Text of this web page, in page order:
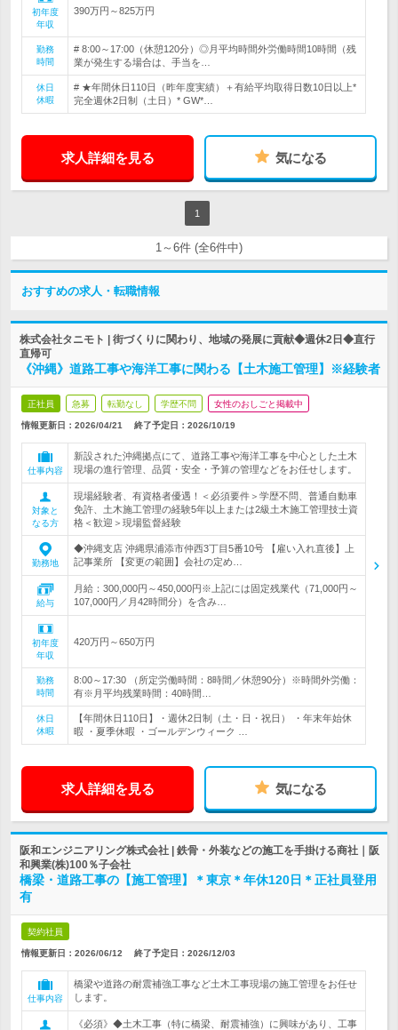
初年度
年収
390万円～825万円
勤務
時間
# 8:00～17:00（休憩120分）◎月平均時間外労働時間10時間（残
業が発生する場合は、手当を…
休日
休暇
# ★年間休日110日（昨年度実績）＋有給平均取得日数10日以上*
完全週休2日制（土日）* GW*…
求人詳細を見る 気になる
1
1～6件 (全6件中)
おすすめの求人・転職情報
株式会社タニモト | 街づくりに関わり、地域の発展に貢献◆週休2日◆直行
直帰可
《沖縄》道路工事や海洋工事に関わる【土木施工管理】※経験者
正社員 急募 転勤なし 学歴不問 女性のおしごと掲載中
情報更新日：2026/04/21 終了予定日： 2026/10/19
仕事内容
新設された沖縄拠点にて、道路工事や海洋工事を中心とした土木
現場の進行管理、品質・安全・予算の管理などをお任せします。
対象と
なる方
現場経験者、有資格者優遇！＜必須要件＞学歴不問、普通自動車
免許、土木施工管理の経験5年以上または2級土木施工管理技士資
格＜歓迎＞現場監督経験
勤務地
◆沖縄支店 沖縄県浦添市仲西3丁目5番10号 【雇い入れ直後】上
記事業所 【変更の範囲】会社の定め…
給与
月給：300,000円～450,000円※上記には固定残業代（71,000円～
107,000円／月42時間分）を含み…
初年度
年収
420万円～650万円
勤務
時間
8:00～17:30 （所定労働時間：8時間／休憩90分）※時間外労働：
有※月平均残業時間：40時間…
休日
休暇
【年間休日110日】・週休2日制（土・日・祝日） ・年末年始休
暇 ・夏季休暇 ・ゴールデンウィーク …
求人詳細を見る 気になる
阪和エンジニアリング株式会社 | 鉄骨・外装などの施工を手掛ける商社｜阪
和興業(株)100％子会社
橋梁・道路工事の【施工管理】＊東京＊年休120日＊正社員登用
有
契約社員
情報更新日：2026/06/12 終了予定日： 2026/12/03
仕事内容
橋梁や道路の耐震補強工事など土木工事現場の施工管理をお任せ
します。
《必須》◆土木工事（特に橋梁、耐震補強）に興味があり、工事